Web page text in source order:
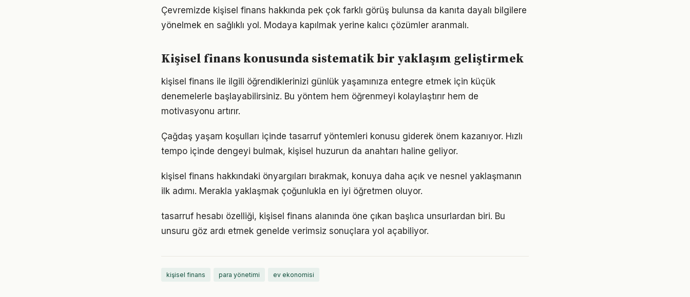
Çevremizde kişisel finans hakkında pek çok farklı görüş bulunsa da kanıta dayalı bilgilere
yönelmek en sağlıklı yol. Modaya kapılmak yerine kalıcı çözümler aranmalı.
Kişisel finans konusunda sistematik bir yaklaşım geliştirmek
kişisel finans ile ilgili öğrendiklerinizi günlük yaşamınıza entegre etmek için küçük
denemelerle başlayabilirsiniz. Bu yöntem hem öğrenmeyi kolaylaştırır hem de
motivasyonu artırır.
Çağdaş yaşam koşulları içinde tasarruf yöntemleri konusu giderek önem kazanıyor. Hızlı
tempo içinde dengeyi bulmak, kişisel huzurun da anahtarı haline geliyor.
kişisel finans hakkındaki önyargıları bırakmak, konuya daha açık ve nesnel yaklaşmanın
ilk adımı. Merakla yaklaşmak çoğunlukla en iyi öğretmen oluyor.
tasarruf hesabı özelliği, kişisel finans alanında öne çıkan başlıca unsurlardan biri. Bu
unsuru göz ardı etmek genelde verimsiz sonuçlara yol açabiliyor.
kişisel finans para yönetimi ev ekonomisi